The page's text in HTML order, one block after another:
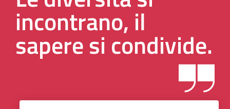
incontrano, il
sapere si condivide.